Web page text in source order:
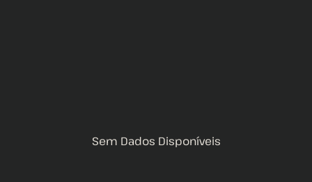
Sem Dados Disponíveis